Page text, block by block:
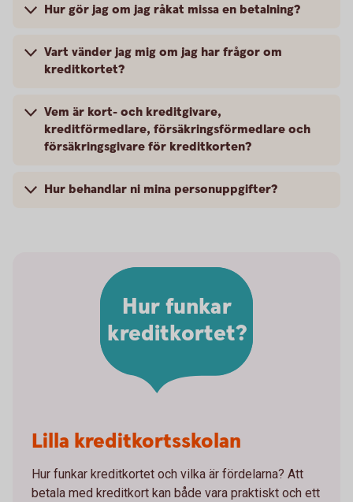
Hur gör jag om jag råkat missa en betalning?
Vart vänder jag mig om jag har frågor om
kreditkortet?
Vem är kort- och kreditgivare,
kreditförmedlare, försäkringsförmedlare och
försäkringsgivare för kreditkorten?
Hur behandlar ni mina personuppgifter?
Hur funkar
kreditkortet?
Lilla kreditkortsskolan
Hur funkar kreditkortet och vilka är fördelarna? Att
betala med kreditkort kan både vara praktiskt och ett